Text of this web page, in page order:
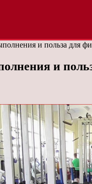
и польза для
и